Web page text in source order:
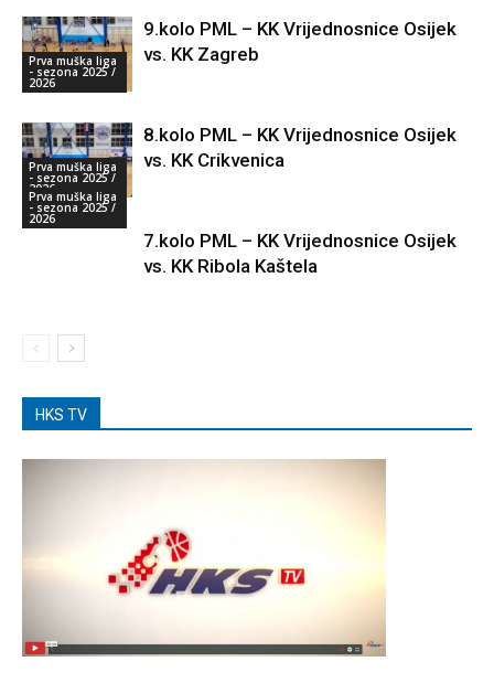
Prva muška liga
- sezona 2025 /
2026
9.kolo PML – KK Vrijednosnice Osijek
vs. KK Zagreb
Prva muška liga
- sezona 2025 /
2026
8.kolo PML – KK Vrijednosnice Osijek
vs. KK Crikvenica
Prva muška liga
- sezona 2025 /
2026
7.kolo PML – KK Vrijednosnice Osijek
vs. KK Ribola Kaštela
HKS TV